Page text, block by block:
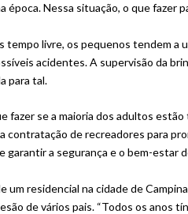
época. Nessa situação, o que fazer
tempo livre, os pequenos tendem a
acidentes. A supervisão da
para tal.
fazer se a maioria dos adultos
contratação de recreadores para
garantir a segurança e o bem-estar
um residencial na cidade de
de vários pais. “Todos os anos